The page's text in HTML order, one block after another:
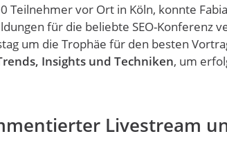
Teilnehmer vor Ort in Köln, konnte
für die beliebte SEO-Konferenz
um die Trophäe für den besten
Insights und Techniken, um
Livestream